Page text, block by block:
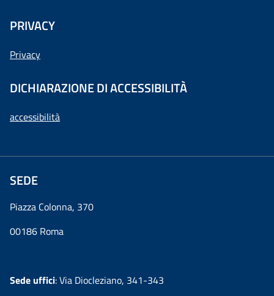
PRIVACY
Privacy
DICHIARAZIONE DI ACCESSIBILITÀ
accessibilità
SEDE
Piazza Colonna, 370
00186 Roma
Sede uffici: Via Diocleziano, 341-343